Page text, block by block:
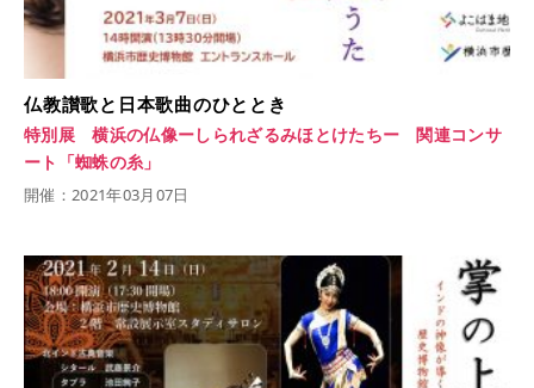
仏教讃歌と日本歌曲のひととき
特別展 横浜の仏像ーしられざるみほとけたちー 関連コンサ
ート「蜘蛛の糸」
開催：2021年03月07日